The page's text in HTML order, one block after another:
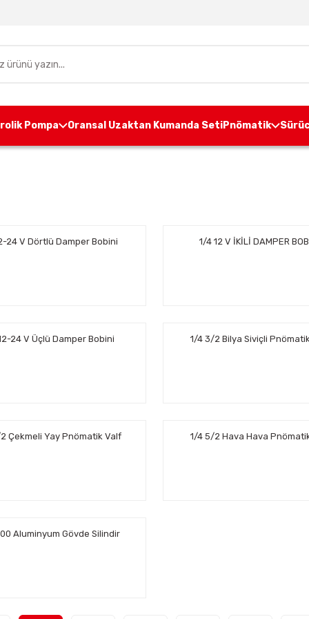
Pompa Oransal Uzaktan Kumanda SetiPnömatik
24 V Dörtlü Damper Bobini 1/4 12 V İKİLİ DAMPER
24 V Üçlü Damper Bobini 1/4 3/2 Bilya Siviçli
Çekmeli Yay Pnömatik Valf 1/4 5/2 Hava Hava
Aluminyum Gövde Silindir